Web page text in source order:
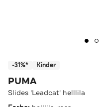
-31%* Kinder
PUMA
Slides 'Leadcat' helllila